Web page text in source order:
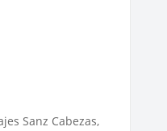
Sanz Cabezas,